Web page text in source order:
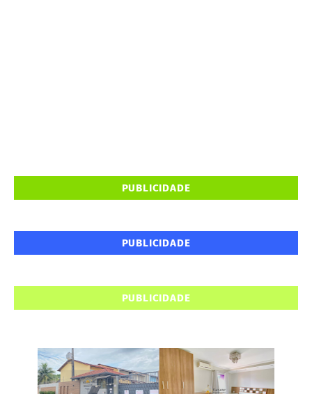
PUBLICIDADE
PUBLICIDADE
PUBLICIDADE